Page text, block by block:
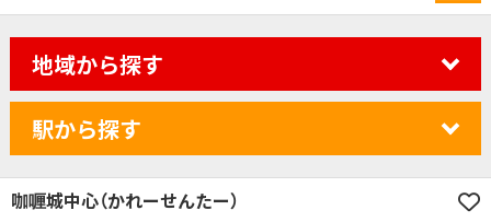
地域から探す
カレーのジャンルを絞り込む
駅から探す
咖喱城中心（かれーせんたー）